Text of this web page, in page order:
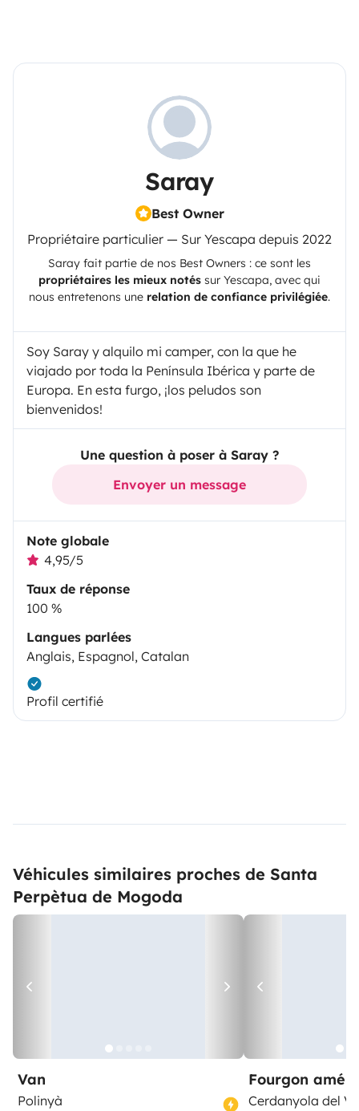
Saray
Best Owner
Propriétaire particulier — Sur Yescapa depuis 2022
Saray fait partie de nos Best Owners : ce sont les
propriétaires les mieux notés sur Yescapa, avec qui
nous entretenons une relation de confiance privilégiée.
Soy Saray y alquilo mi camper, con la que he
viajado por toda la Península Ibérica y parte de
Europa. En esta furgo, ¡los peludos son
bienvenidos!
Une question à poser à Saray ?
Envoyer un message
Note globale
4,95/5
Taux de réponse
100 %
Langues parlées
Anglais, Espagnol, Catalan
Profil certifié
Véhicules similaires proches de Santa
Perpètua de Mogoda
Van
Polinyà
Fourgon
Cerdanyola del